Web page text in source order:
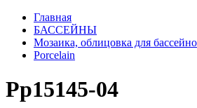
Главная
БАССЕЙНЫ
Мозаика, облицовка для
Porcelain
Pp15145-04